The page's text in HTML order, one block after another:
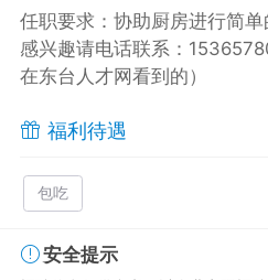
任职要求：协助厨房进行简单
感兴趣请电话联系：
在东台人才网看到的）
福利待遇
包吃
安全提示